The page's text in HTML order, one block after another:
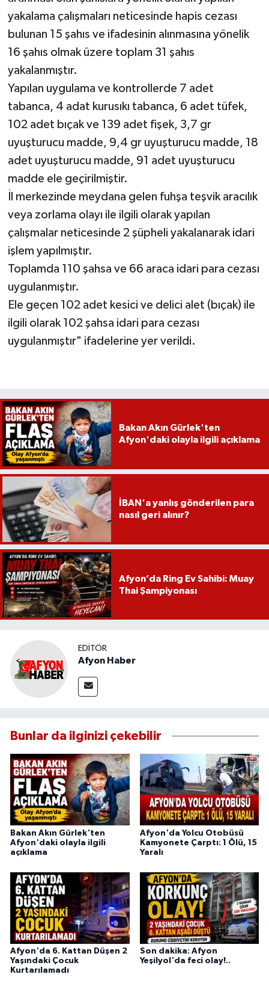
yakalama çalışmaları neticesinde hapis cezası
bulunan 15 şahıs ve ifadesinin alınmasına yönelik
16 şahıs olmak üzere toplam 31 şahıs
yakalanmıştır.
Yapılan uygulama ve kontrollerde 7 adet
tabanca, 4 adat kurusıkı tabanca, 6 adet tüfek,
102 adet bıçak ve 139 adet fişek, 3,7 gr
uyuşturucu madde, 9,4 gr uyuşturucu madde, 18
adet uyuşturucu madde, 91 adet uyuşturucu
madde ele geçirilmiştir.
İl merkezinde meydana gelen fuhşa teşvik aracılık
veya zorlama olayı ile ilgili olarak yapılan
çalışmalar neticesinde 2 şüpheli yakalanarak idari
işlem yapılmıştır.
Toplamda 110 şahsa ve 66 araca idari para cezası
uygulanmıştır.
Ele geçen 102 adet kesici ve delici alet (bıçak) ile
ilgili olarak 102 şahsa idari para cezası
uygulanmıştır" ifadelerine yer verildi.
Bakan Akın Gürlek'ten
Afyon'daki olayla ilgili açıklama
İBAN'a yanlış gönderilen para
nasıl geri alınır?
Afyon’da Ring Ev Sahibi: Muay
Thai Şampiyonası
EDITÖR
Afyon Haber
Bunlar da ilginizi çekebilir
Bakan Akın Gürlek'ten
Afyon'daki olayla ilgili
açıklama
Afyon'da Yolcu Otobüsü
Kamyonete Çarptı: 1 Ölü, 15
Yaralı
Afyon'da 6. Kattan Düşen 2
Yaşındaki Çocuk
Kurtarılamadı
Son dakika: Afyon
Yeşilyol'da feci olay!..